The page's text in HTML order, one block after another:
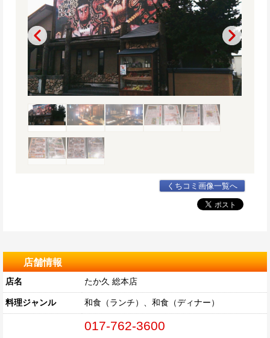
くちコミ画像一覧へ
店舗情報
店名 たか久 総本店
料理ジャンル 和食（ランチ）、和食（ディナー）
017-762-3600